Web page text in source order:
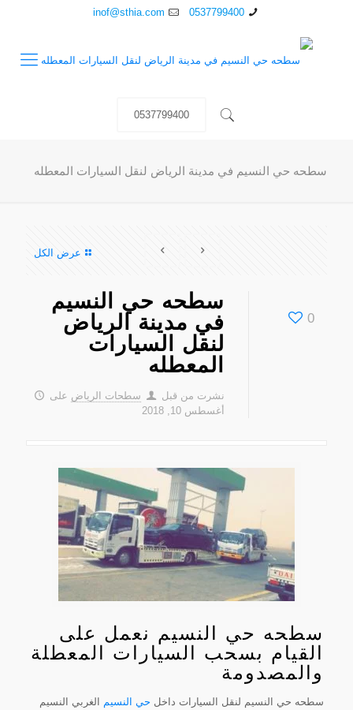
0537799400
inof@sthia.com
0537799400
سطحه حي النسيم في مدينة الرياض لنقل السيارات المعطله
عرض الكل
0
سطحه حي النسيم
في مدينة الرياض
لنقل السيارات
المعطله
نشرت من قبل سطحات الرياض على
أغسطس 10, 2018
سطحه حي النسيم نعمل على
القيام بسحب السيارات المعطلة
والمصدومة
سطحه حي النسيم لنقل السيارات داخل حي النسيم الغربي النسيم